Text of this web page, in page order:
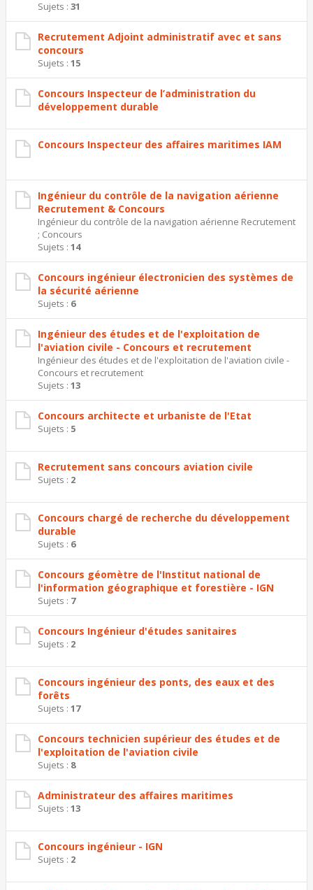
Sujets : 31
Recrutement Adjoint administratif avec et sans
concours
Sujets : 15
Concours Inspecteur de l’administration du
développement durable
Concours Inspecteur des affaires maritimes IAM
Ingénieur du contrôle de la navigation aérienne
Recrutement & Concours
Ingénieur du contrôle de la navigation aérienne Recrutement
; Concours
Sujets : 14
Concours ingénieur électronicien des systèmes de
la sécurité aérienne
Sujets : 6
Ingénieur des études et de l'exploitation de
l'aviation civile - Concours et recrutement
Ingénieur des études et de l'exploitation de l'aviation civile -
Concours et recrutement
Sujets : 13
Concours architecte et urbaniste de l'Etat
Sujets : 5
Recrutement sans concours aviation civile
Sujets : 2
Concours chargé de recherche du développement
durable
Sujets : 6
Concours géomètre de l'Institut national de
l'information géographique et forestière - IGN
Sujets : 7
Concours Ingénieur d'études sanitaires
Sujets : 2
Concours ingénieur des ponts, des eaux et des
forêts
Sujets : 17
Concours technicien supérieur des études et de
l'exploitation de l'aviation civile
Sujets : 8
Administrateur des affaires maritimes
Sujets : 13
Concours ingénieur - IGN
Sujets : 2